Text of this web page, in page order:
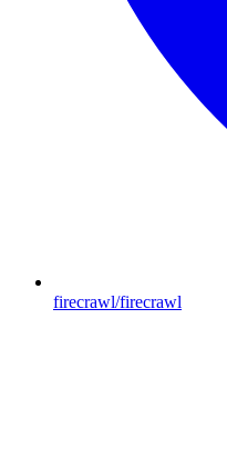
firecrawl/firecrawl